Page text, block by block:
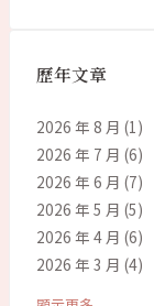
歷年文章
2026 年 8 月 (1)
2026 年 7 月 (6)
2026 年 6 月 (7)
2026 年 5 月 (5)
2026 年 4 月 (6)
2026 年 3 月 (4)